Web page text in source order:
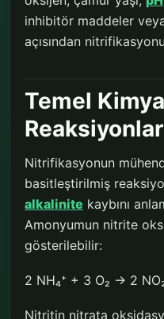
inhibitör maddeler
açısından
Temel
Reaksiyonlar
Nitrifikasyonun
basitleştirilmiş
alkalinite kaybını
Amonyumun nitrite
gösterilebilir:
2 NH₄⁺ + 3 O₂ → 2
Nitritin nitrata